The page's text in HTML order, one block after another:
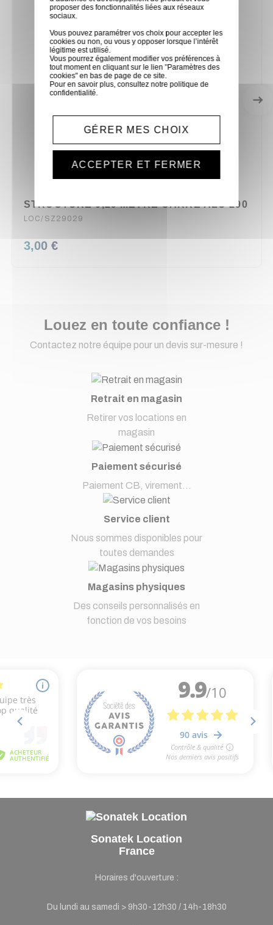
STRUCTURE 0,29 METRE CARRE ALU 290
LOC/SZ29029
3,00 €
Louez en toute confiance !
Contactez notre équipe pour un devis sur-mesure !
Retrait en magasin
Retirer vos locations en
magasin
Paiement sécurisé
Paiement CB, virement...
Service client
Nous sommes disponibles pour
toutes demandes
Magasins physiques
Des conseils personnalisés en
fonction de vos besoins
Sonatek Location
France
Horaires d'ouverture :
Du lundi au samedi > 9h30-12h30 / 14h-18h30
proposer des fonctionnalités liées aux réseaux
sociaux.
Vous pouvez paramétrer vos choix pour accepter les
cookies ou non, ou vous y opposer lorsque l’intérêt
légitime est utilisé.
Vous pourrez également modifier vos préférences à
tout moment en cliquant sur le lien "Paramètres des
cookies" en bas de page de ce site.
Pour en savoir plus, consultez notrepolitique de
confidentialité.
GÉRER MES CHOIX
ACCEPTER ET FERMER